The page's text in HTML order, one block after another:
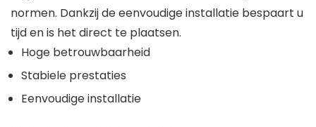
normen. Dankzij de eenvoudige installatie bespaart u
tijd en is het direct te plaatsen.
Hoge betrouwbaarheid
Stabiele prestaties
Eenvoudige installatie